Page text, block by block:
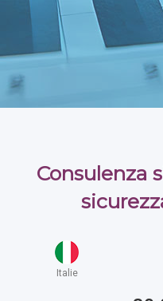
Consulenza
Italie